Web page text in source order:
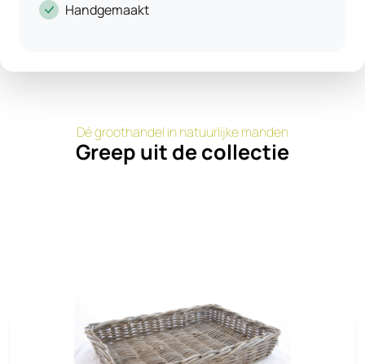
Handgemaakt
Dé groothandel in natuurlijke manden
Greep uit de collectie